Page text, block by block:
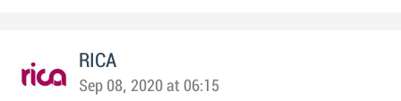
RICA
Sep 08, 2020 at 06:15